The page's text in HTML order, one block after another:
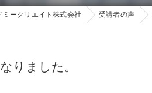
ークリエイト株式会社 受講者の声
りました。